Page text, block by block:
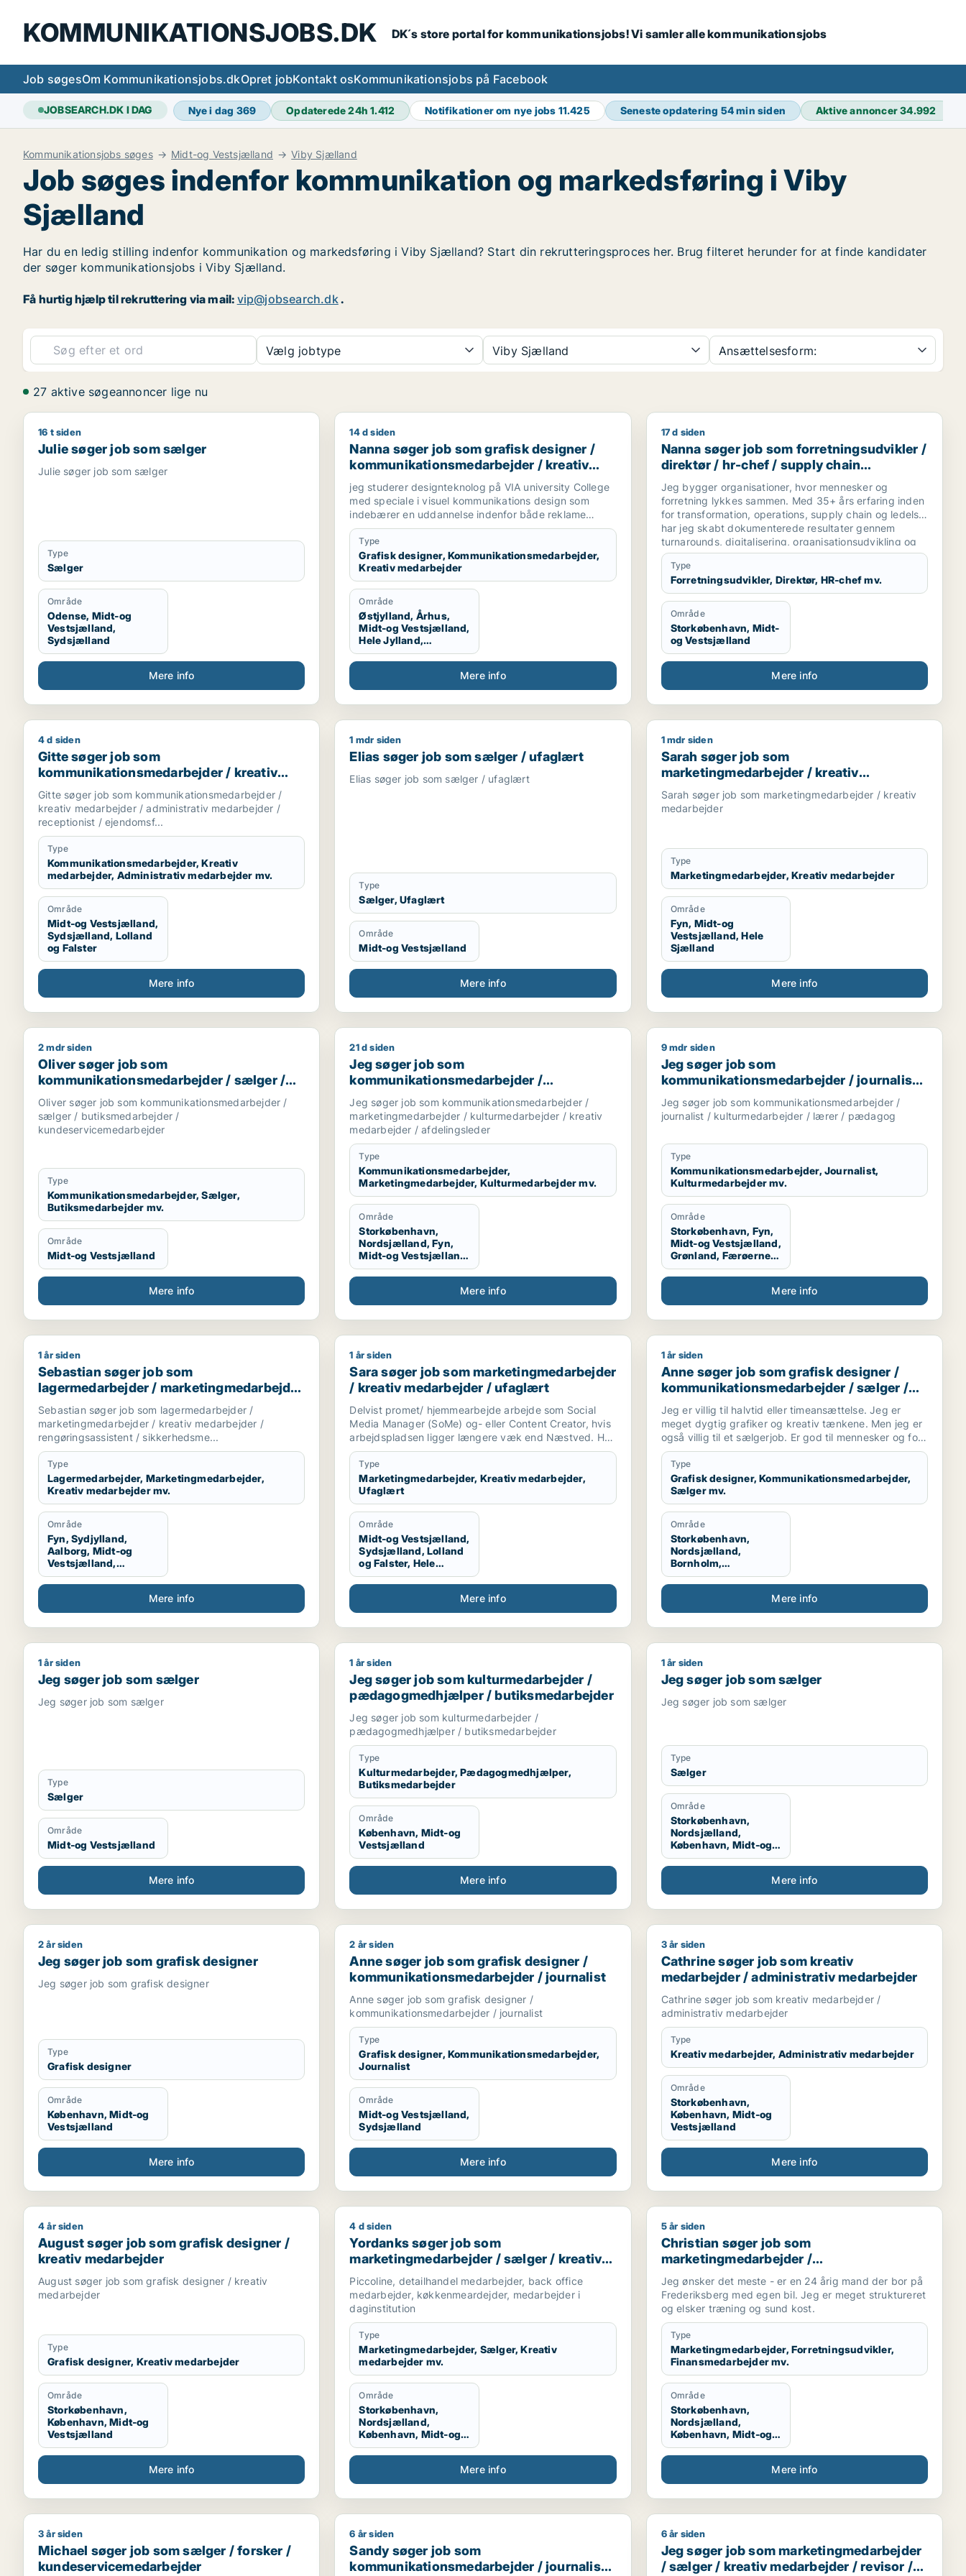
KOMMUNIKATIONSJOBS.DK DK´s store portal for kommunikationsjobs! Vi samler alle kommunikationsjobs
Job søgesOm Kommunikationsjobs.dkOpret jobKontakt osKommunikationsjobs på Facebook
JOBSEARCH.DK I DAG Nye i dag 369 Opdaterede 24h1.412 Notifikationer om nye jobs 11.425 Seneste opdatering 54 min siden Aktive annoncer34.992
Kommunikationsjobs søges Midt-og Vestsjælland Viby Sjælland
Job søges indenfor kommunikation og markedsføring i Viby
Sjælland
Har du en ledig stilling indenfor kommunikation og markedsføring i Viby Sjælland? Start din rekrutteringsproces her. Brug filteret herunder for at finde kandidater
der søger kommunikationsjobs i Viby Sjælland.
Få hurtig hjælp til rekruttering via mail: vip@jobsearch.dk.
Vælg jobtype Viby Sjælland Ansættelsesform:
27 aktive søgeannoncer lige nu
Julie søger job som sælger
16 t siden
Julie søger job som sælger
Julie søger job som sælger
Type
Sælger
Område
Odense, Midt-og
Vestsjælland,
Sydsjælland
Mere info
Nanna søger job som grafisk designer / kommunikationsmedarbejder / kreativ medarbejder
14 d siden
Nanna søger job som grafisk designer /
kommunikationsmedarbejder / kreativ
medarbejder
jeg studerer designteknolog på VIA university College
med speciale i visuel kommunikations design som
indebærer en uddannelse indenfor både reklame
branchen og grafisk design. Vi arbejder med
magasiner, kampagner, plakater, styling til billeder,
mode og livsstil, trends og markedsføring. jeg søger
praktikplads indefor grafisk design, kampagner,
reklamer, SoMe, magasiner, reklame bureau, mode
brands, livsstil brands, stylist og generelt alt der har
med visuel kommunikation at gøre.
Type
Grafisk designer, Kommunikationsmedarbejder,
Kreativ medarbejder
Område
Østjylland, Århus,
Midt-og Vestsjælland,
Hele Jylland,
Vestjylland,
Midtjylland
Mere info
Nanna søger job som forretningsudvikler / direktør /
17 d siden
Nanna søger job som forretningsudvikler /
direktør / hr-chef / supply chain
management / kundeservicemedarbejder
Jeg bygger organisationer, hvor mennesker og
forretning lykkes sammen. Med 35+ års erfaring inden
for transformation, operations, supply chain og ledelse
har jeg skabt dokumenterede resultater gennem
turnarounds, digitalisering, organisationsudvikling og
udvikling af high-performing teams. Min styrke er at se
helheden, forbinde mennesker, strategi, processer og
teknologi og omsætte kompleksitet til enkle løsninger,
der skaber varige resultater. Jeg søger en strategisk
lederrolle, hvor jeg kan være med til at udvikle
fremtidens organisationer gennem stærk eksekvering,
innovation og ledelse med mennesket i centrum.
Type
Forretningsudvikler, Direktør, HR-chef mv.
Område
Storkøbenhavn, Midt-
og Vestsjælland
Mere info
Gitte søger job som kommunikationsmedarbejder / kreativ medarbejder / administrativ medarbejder / receptionist / ejendomsfunktionær
4 d siden
Gitte søger job som
kommunikationsmedarbejder / kreativ
medarbejder / administrativ medarbejder /
receptionist / ejendomsfunktionær
Gitte søger job som kommunikationsmedarbejder /
kreativ medarbejder / administrativ medarbejder /
receptionist / ejendomsf...
Type
Kommunikationsmedarbejder, Kreativ
medarbejder, Administrativ medarbejder mv.
Område
Midt-og Vestsjælland,
Sydsjælland, Lolland
og Falster
Mere info
Elias søger job som sælger / ufaglært
1 mdr siden
Elias søger job som sælger / ufaglært
Elias søger job som sælger / ufaglært
Type
Sælger, Ufaglært
Område
Midt-og Vestsjælland
Mere info
Sarah søger job som marketingmedarbejder / kreativ
1 mdr siden
Sarah søger job som
marketingmedarbejder / kreativ
medarbejder
Sarah søger job som marketingmedarbejder / kreativ
medarbejder
Type
Marketingmedarbejder, Kreativ medarbejder
Område
Fyn, Midt-og
Vestsjælland, Hele
Sjælland
Mere info
Oliver søger job som kommunikationsmedarbejder / sælger / butiksmedarbejder / kundeservicemedarbejder
2 mdr siden
Oliver søger job som
kommunikationsmedarbejder / sælger /
butiksmedarbejder /
kundeservicemedarbejder
Oliver søger job som kommunikationsmedarbejder /
sælger / butiksmedarbejder /
kundeservicemedarbejder
Type
Kommunikationsmedarbejder, Sælger,
Butiksmedarbejder mv.
Område
Midt-og Vestsjælland
Mere info
Jeg søger job som kommunikationsmedarbejder / marketingmedarbejder / kulturmedarbejder / kreativ
21 d siden
Jeg søger job som
kommunikationsmedarbejder /
marketingmedarbejder /
kulturmedarbejder / kreativ medarbejder /
afdelingsleder
Jeg søger job som kommunikationsmedarbejder /
marketingmedarbejder / kulturmedarbejder / kreativ
medarbejder / afdelingsleder
Type
Kommunikationsmedarbejder,
Marketingmedarbejder, Kulturmedarbejder mv.
Område
Storkøbenhavn,
Nordsjælland, Fyn,
Midt-og Vestsjælland,
Sydsjælland, Hele
Sjælland
Mere info
Jeg søger job som kommunikationsmedarbejder /
9 mdr siden
Jeg søger job som
kommunikationsmedarbejder / journalist /
kulturmedarbejder / lærer / pædagog
Jeg søger job som kommunikationsmedarbejder /
journalist / kulturmedarbejder / lærer / pædagog
Type
Kommunikationsmedarbejder, Journalist,
Kulturmedarbejder mv.
Område
Storkøbenhavn, Fyn,
Midt-og Vestsjælland,
Grønland, Færøerne,
Udlandet
Mere info
Sebastian søger job som lagermedarbejder / marketingmedarbejder / kreativ medarbejder / rengøringsassistent / sikkerhedsmedarbejder
1 år siden
Sebastian søger job som
lagermedarbejder / marketingmedarbejder
/ kreativ medarbejder /
rengøringsassistent /
sikkerhedsmedarbejder
Sebastian søger job som lagermedarbejder /
marketingmedarbejder / kreativ medarbejder /
rengøringsassistent / sikkerhedsme...
Type
Lagermedarbejder, Marketingmedarbejder,
Kreativ medarbejder mv.
Område
Fyn, Sydjylland,
Aalborg, Midt-og
Vestsjælland,
Sydsjælland, Hele
Danmark, Vestjylland,
Mere info
Sara søger job som marketingmedarbejder / kreativ medarbejder / ufaglært
1 år siden
Sara søger job som marketingmedarbejder
/ kreativ medarbejder / ufaglært
Delvist promet/ hjemmearbejde arbejde som Social
Media Manager (SoMe) og- eller Content Creator, hvis
arbejdspladsen ligger længere væk end Næstved. Har
en søn på 7 hveranden uge.
Kompetencer:
- Certifikat fra kurser som Content Creator gennem
HomeyMedia og Online UGC Academy.
- Canva
- Office
- Outlook
- Kundeservice
- Mine kompetencer fra stilling som projektkoordinator
Type
Marketingmedarbejder, Kreativ medarbejder,
Ufaglært
Område
Midt-og Vestsjælland,
Sydsjælland, Lolland
og Falster, Hele
Sjælland
Mere info
Anne søger job som grafisk designer /
1 år siden
Anne søger job som grafisk designer /
kommunikationsmedarbejder / sælger /
kreativ medarbejder / børnepasser
Jeg er villig til halvtid eller timeansættelse. Jeg er
meget dygtig grafiker og kreativ tænkene. Men jeg er
også villig til et sælgerjob. Er god til mennesker og folk
kan lide mig. Jeg har tre børn og elsker dem. Så
tænker også evt. et job i en kreativ børnehave,
efterskole undervisning eller andet formidling vil jeg
være god til.
Type
Grafisk designer, Kommunikationsmedarbejder,
Sælger mv.
Område
Storkøbenhavn,
Nordsjælland,
Bornholm,
København, Midt-og
Vestsjælland
Mere info
Jeg søger job som sælger
1 år siden
Jeg søger job som sælger
Jeg søger job som sælger
Type
Sælger
Område
Midt-og Vestsjælland
Mere info
Jeg søger job som kulturmedarbejder / pædagogmedhjælper / butiksmedarbejder
1 år siden
Jeg søger job som kulturmedarbejder /
pædagogmedhjælper / butiksmedarbejder
Jeg søger job som kulturmedarbejder /
pædagogmedhjælper / butiksmedarbejder
Type
Kulturmedarbejder, Pædagogmedhjælper,
Butiksmedarbejder
Område
København, Midt-og
Vestsjælland
Mere info
Jeg søger job som sælger
1 år siden
Jeg søger job som sælger
Jeg søger job som sælger
Type
Sælger
Område
Storkøbenhavn,
Nordsjælland,
København, Midt-og
Vestsjælland,
Sydsjælland, Hele
Mere info
Jeg søger job som grafisk designer
2 år siden
Jeg søger job som grafisk designer
Jeg søger job som grafisk designer
Type
Grafisk designer
Område
København, Midt-og
Vestsjælland
Mere info
Anne søger job som grafisk designer / kommunikationsmedarbejder / journalist
2 år siden
Anne søger job som grafisk designer /
kommunikationsmedarbejder / journalist
Anne søger job som grafisk designer /
kommunikationsmedarbejder / journalist
Type
Grafisk designer, Kommunikationsmedarbejder,
Journalist
Område
Midt-og Vestsjælland,
Sydsjælland
Mere info
Cathrine søger job som kreativ medarbejder /
3 år siden
Cathrine søger job som kreativ
medarbejder / administrativ medarbejder
Cathrine søger job som kreativ medarbejder /
administrativ medarbejder
Type
Kreativ medarbejder, Administrativ medarbejder
Område
Storkøbenhavn,
København, Midt-og
Vestsjælland
Mere info
August søger job som grafisk designer / kreativ medarbejder
4 år siden
August søger job som grafisk designer /
kreativ medarbejder
August søger job som grafisk designer / kreativ
medarbejder
Type
Grafisk designer, Kreativ medarbejder
Område
Storkøbenhavn,
København, Midt-og
Vestsjælland
Mere info
Yordanks søger job som marketingmedarbejder / sælger / kreativ medarbejder / produktspecialist / kok
4 d siden
Yordanks søger job som
marketingmedarbejder / sælger / kreativ
medarbejder / produktspecialist / kok
Piccoline, detailhandel medarbejder, back office
medarbejder, køkkenmeardejder, medarbejder i
daginstitution
Type
Marketingmedarbejder, Sælger, Kreativ
medarbejder mv.
Område
Storkøbenhavn,
Nordsjælland,
København, Midt-og
Vestsjælland,
Sydsjælland
Mere info
Christian søger job som marketingmedarbejder /
5 år siden
Christian søger job som
marketingmedarbejder /
forretningsudvikler / finansmedarbejder /
tjener
Jeg ønsker det meste - er en 24 årig mand der bor på
Frederiksberg med egen bil. Jeg er meget struktureret
og elsker træning og sund kost.
Type
Marketingmedarbejder, Forretningsudvikler,
Finansmedarbejder mv.
Område
Storkøbenhavn,
Nordsjælland,
København, Midt-og
Vestsjælland
Mere info
Michael søger job som sælger / forsker / kundeservicemedarbejder
3 år siden
Michael søger job som sælger / forsker /
kundeservicemedarbejder
Sandy søger job som kommunikationsmedarbejder / journalist / kulturmedarbejder / kreativ medarbejder /
6 år siden
Sandy søger job som
kommunikationsmedarbejder / journalist /
Jeg søger job som marketingmedarbejder / sælger /
6 år siden
Jeg søger job som marketingmedarbejder
/ sælger / kreativ medarbejder / revisor /